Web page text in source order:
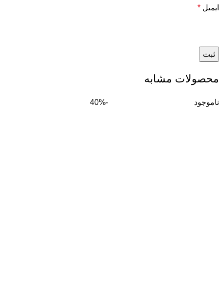
ایمیل *
محصولات مشابه
ناموجود -40%